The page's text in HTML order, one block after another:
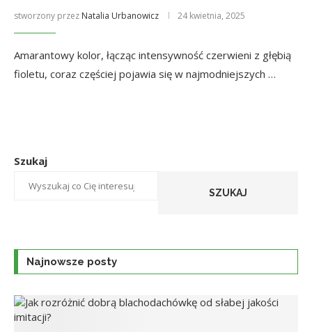
stworzony przez Natalia Urbanowicz 24 kwietnia, 2025
Amarantowy kolor, łącząc intensywność czerwieni z głębią
fioletu, coraz częściej pojawia się w najmodniejszych …
Szukaj
SZUKAJ
Najnowsze posty